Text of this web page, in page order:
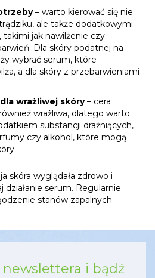
– warto kierować się nie
ale także dodatkowymi
jak nawilżenie czy
Dla skóry podatnej na
wybrać serum, które
a dla skóry z przebarwieniami
wrażliwej skóry– cera
wrażliwa, dlatego warto
substancji drażniących,
czy alkohol, które mogą
skóra wyglądała zdrowo i
serum. Regularnie
stanów zapalnych.
newslettera i bądź